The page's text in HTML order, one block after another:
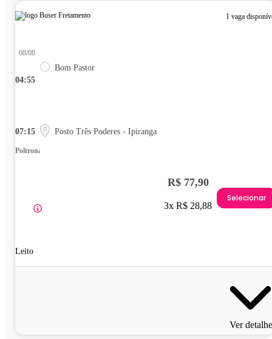
1 vaga
04:55
08/08
Bom Pastor
07:15 Posto Três Poderes - Ipiranga
Poltrona
Leito
R$ 77,90
3x R$ 28,88
Selecionar
Ver